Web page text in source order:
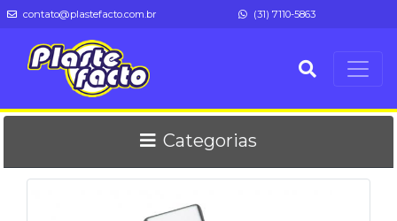
contato@plastefacto.com.br (31) 7110-5863
Categorias